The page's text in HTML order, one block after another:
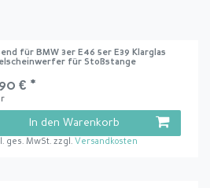
für BMW 3er E46 5er E39 Klarglas
für Stoßstange
€ *
In den Warenkorb
ges. MwSt. zzgl. Versandkosten